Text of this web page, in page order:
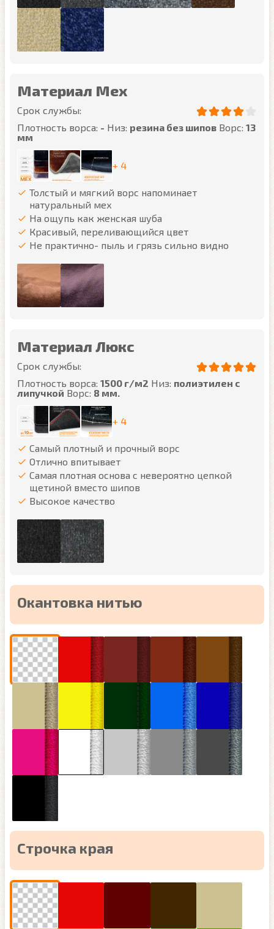
Материал Мех
Срок службы:
Плотность ворса: - Низ: резина без шипов Ворс: 13
мм
+ 4
Толстый и мягкий ворс напоминает
натуральный мех
На ощупь как женская шуба
Красивый, переливающийся цвет
Не практично- пыль и грязь сильно видно
Материал Люкс
Срок службы:
Плотность ворса: 1500 г/м2 Низ: полиэтилен с
липучкой Ворс: 8 мм.
+ 4
Самый плотный и прочный ворс
Отлично впитывает
Самая плотная основа с невероятно цепкой
щетиной вместо шипов
Высокое качество
Окантовка нитью
Строчка края